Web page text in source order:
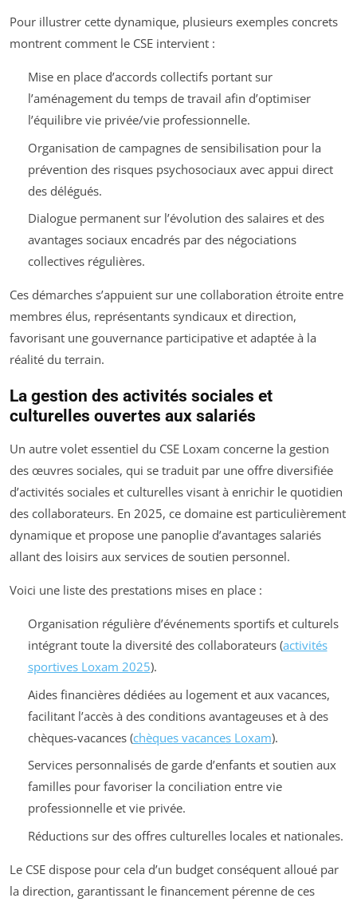
Pour illustrer cette dynamique, plusieurs exemples concrets
montrent comment le CSE intervient :
Mise en place d’accords collectifs portant sur
l’aménagement du temps de travail afin d’optimiser
l’équilibre vie privée/vie professionnelle.
Organisation de campagnes de sensibilisation pour la
prévention des risques psychosociaux avec appui direct
des délégués.
Dialogue permanent sur l’évolution des salaires et des
avantages sociaux encadrés par des négociations
collectives régulières.
Ces démarches s’appuient sur une collaboration étroite entre
membres élus, représentants syndicaux et direction,
favorisant une gouvernance participative et adaptée à la
réalité du terrain.
La gestion des activités sociales et
culturelles ouvertes aux salariés
Un autre volet essentiel du CSE Loxam concerne la gestion
des œuvres sociales, qui se traduit par une offre diversifiée
d’activités sociales et culturelles visant à enrichir le quotidien
des collaborateurs. En 2025, ce domaine est particulièrement
dynamique et propose une panoplie d’avantages salariés
allant des loisirs aux services de soutien personnel.
Voici une liste des prestations mises en place :
Organisation régulière d’événements sportifs et culturels
intégrant toute la diversité des collaborateurs (activités
sportives Loxam 2025).
Aides financières dédiées au logement et aux vacances,
facilitant l’accès à des conditions avantageuses et à des
chèques-vacances (chèques vacances Loxam).
Services personnalisés de garde d’enfants et soutien aux
familles pour favoriser la conciliation entre vie
professionnelle et vie privée.
Réductions sur des offres culturelles locales et nationales.
Le CSE dispose pour cela d’un budget conséquent alloué par
la direction, garantissant le financement pérenne de ces